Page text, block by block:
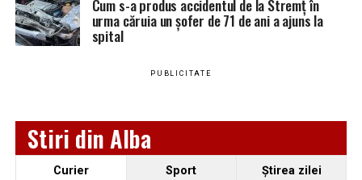
vacante
Bărbat de 30 de ani din Galda de Jos, reținut după
ce și-ar fi agresat și violat partenera
august 2026. AJOFM Alba a publicat lista posturilor
vacante
Locuri de muncă în Galda de Jos, disponibile la 4
Locuri de muncă în Teiuș, disponibile la 4 august
2026. AJOFM Alba a publicat lista posturilor
vacante
Cum s-a produs accidentul de la Stremț în
urma căruia un șofer de 71 de ani a ajuns la
spital
PUBLICITATE
Stiri din Alba
Curier Sport Ştirea zilei